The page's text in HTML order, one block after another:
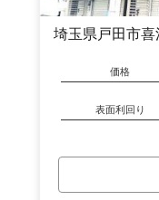
埼玉県戸田市
価格
表面利回り